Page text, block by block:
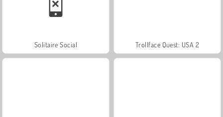
Solitaire Social Trollface Quest: USA 2